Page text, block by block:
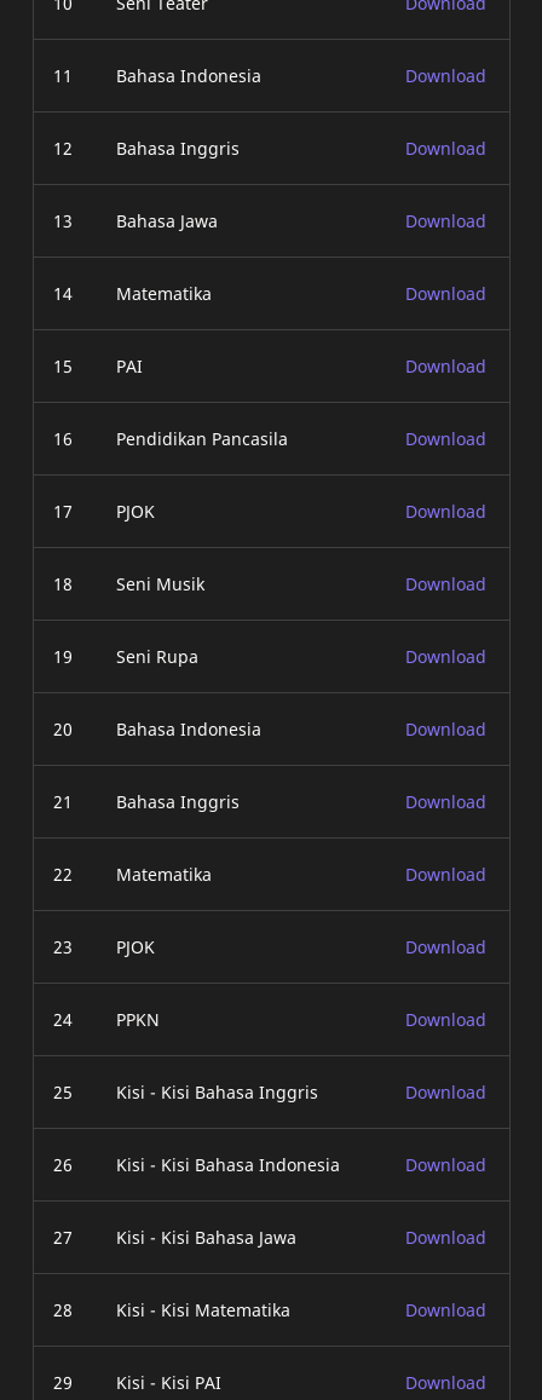
11 Bahasa Indonesia Download
12 Bahasa Inggris Download
13 Bahasa Jawa Download
14 Matematika Download
15 PAI Download
16 Pendidikan Pancasila Download
17 PJOK Download
18 Seni Musik Download
19 Seni Rupa Download
20 Bahasa Indonesia Download
21 Bahasa Inggris Download
22 Matematika Download
23 PJOK Download
24 PPKN Download
25 Kisi - Kisi Bahasa Inggris Download
26 Kisi - Kisi Bahasa Indonesia Download
27 Kisi - Kisi Bahasa Jawa Download
28 Kisi - Kisi Matematika Download
29 Kisi - Kisi PAI Download